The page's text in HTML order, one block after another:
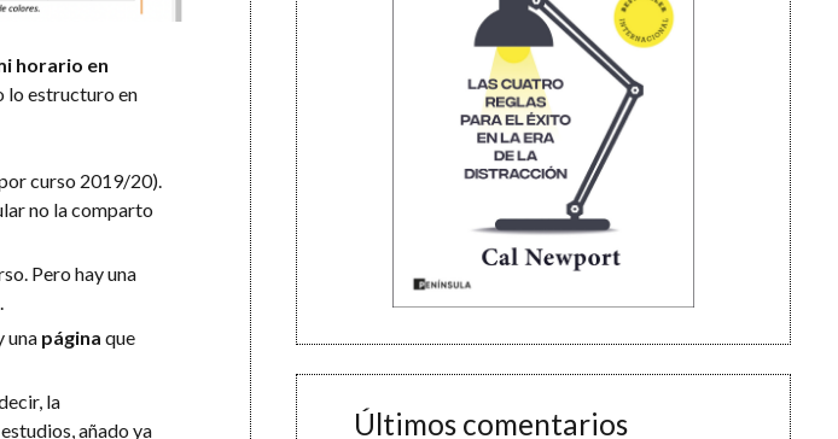
horario en
lo estructuro en
curso 2019/20).
no la comparto
Pero hay una
una página que
la
añado ya Últimos comentarios